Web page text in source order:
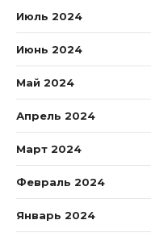
Июль 2024
Июнь 2024
Май 2024
Апрель 2024
Март 2024
Февраль 2024
Январь 2024